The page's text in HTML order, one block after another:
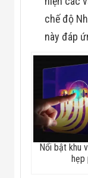
chế độ
này đáp
Nổi bật khu
hẹp